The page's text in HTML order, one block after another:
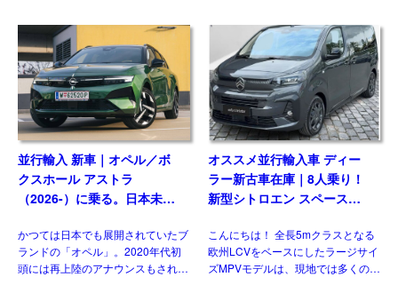
入のシュコダ オクタビア
vRS(Skoda Octavia vRS）です。
グレード追加で […]
た。マルチバンやカリフォルニアが
乗用車系プラットフォームを採用し
たモデルとして […]
並行輸入 新車｜オペル／ボ
クスホール アストラ
（2026-）に乗る。日本未導
要・スペック・価格の情報。
かつては日本でも展開されていたブ
ランドの「オペル」。2020年代初
頭には再上陸のアナウンスもされま
オススメ並行輸入車 ディー
ラー新古車在庫｜8人乗り！
新型シトロエン スペースツ
180 M 8AT 左ハンドル
こんにちは！ 全長5mクラスとなる
欧州LCVをベースにしたラージサイ
ズMPVモデルは、現地では多くのメ